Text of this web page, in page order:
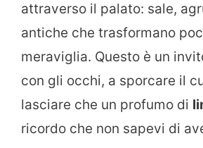
attraverso il palato: sale,
antiche che trasformano
meraviglia. Questo è un
con gli occhi, a sporcare il
lasciare che un profumo di
ricordo che non sapevi di